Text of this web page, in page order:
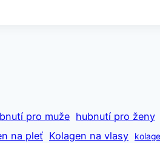
pro muže hubnutí pro ženy
na pleť Kolagen na vlasy